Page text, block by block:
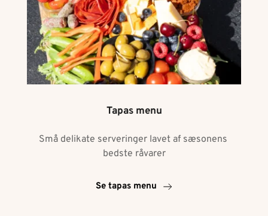
Tapas menu
Små delikate serveringer lavet af sæsonens
bedste råvarer
Se tapas menu